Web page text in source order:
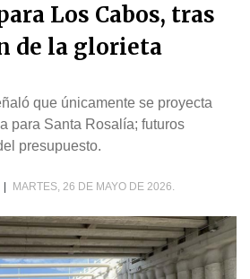
Los Cabos, tras
de la glorieta
que únicamente se proyecta
para Santa Rosalía; futuros
presupuesto.
MARTES, 26 DE MAYO DE 2026.